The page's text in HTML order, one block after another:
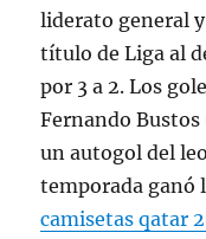
liderato general
título de Liga al
por 3 a 2. Los
Fernando
un autogol del
temporada ganó
camisetas qatar